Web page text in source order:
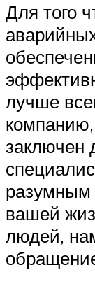
Для того
лучше
компанию,
заключен
разумным
вашей
людей,